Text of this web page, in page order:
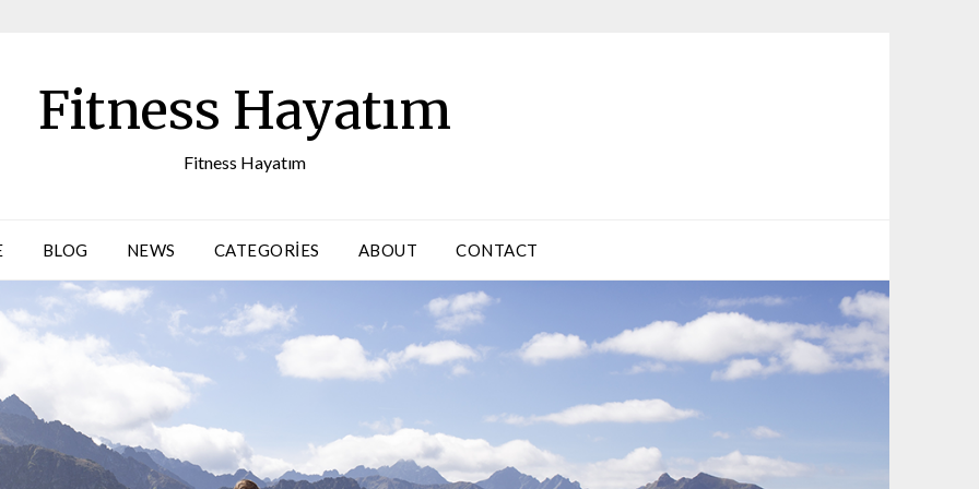
Fitness Hayatım
Fitness Hayatım
BLOG NEWS CATEGORIES ABOUT CONTACT